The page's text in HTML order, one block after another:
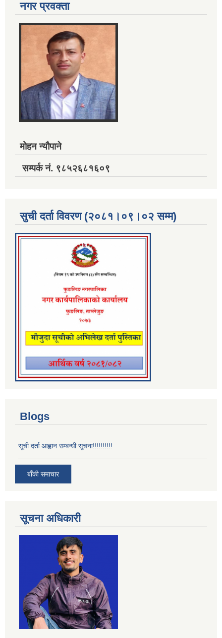
नगर प्रवक्ता
मोहन न्यौपाने
सम्पर्क नं. ९८५२६८१६०९
सुची दर्ता विवरण (२०८१।०९।०२ सम्म)
Blogs
सूची दर्ता आह्वान सम्बन्धी सूचना!!!!!!!!!!
बाँकी समाचार
सूचना अधिकारी